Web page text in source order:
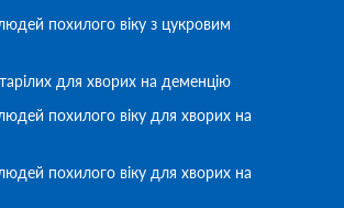
похилого віку з цукровим
для хворих на деменцію
похилого віку для хворих на
похилого віку для хворих на